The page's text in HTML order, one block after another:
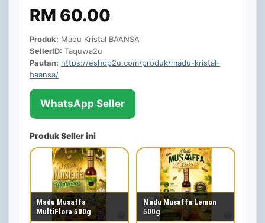
RM 60.00
Produk: Madu Kristal BA’ANSA
SellerID: Taquwa2u
Pautan: https://eshop2u.com/produk/madu-kristal-
baansa/
WhatsApp Seller
Produk Seller ini
Madu Musaffa
MultiFlora 500g
Madu Musaffa Lemon
500g